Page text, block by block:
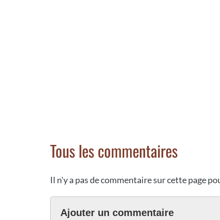
Tous les commentaires
Il n'y a pas de commentaire sur cette page
Ajouter un commentaire